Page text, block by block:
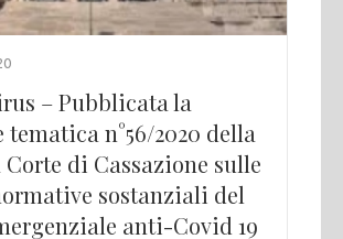
– Pubblicata la
n°56/2020 della
Corte di Cassazione sulle
sostanziali del
anti-Covid 19